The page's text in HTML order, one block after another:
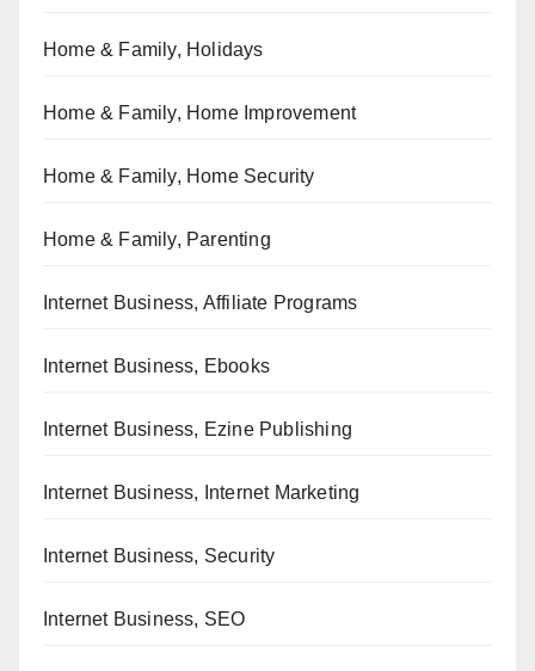
Home & Family, Holidays
Home & Family, Home Improvement
Home & Family, Home Security
Home & Family, Parenting
Internet Business, Affiliate Programs
Internet Business, Ebooks
Internet Business, Ezine Publishing
Internet Business, Internet Marketing
Internet Business, Security
Internet Business, SEO